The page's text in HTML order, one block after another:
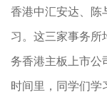
香港中汇安达、陈
习。这三家事务所
务香港主板上市公
时间里，同学们学